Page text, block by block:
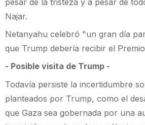
Najar.
Netanyahu celebró "un gran día
que Trump debería recibir el
- Posible visita de Trump -
Todavía persiste la incertidumbre
planteados por Trump, como el
que Gaza sea gobernada por una